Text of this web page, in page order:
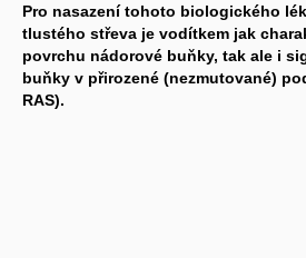
Pro nasazení tohoto biologického
tlustého střeva je vodítkem jak
povrchu nádorové buňky, tak ale i
buňky v přirozené (nezmutované)
RAS).